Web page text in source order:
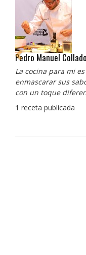
Pedro Manuel
La cocina para mi
enmascarar sus
con un toque
1 receta publicada